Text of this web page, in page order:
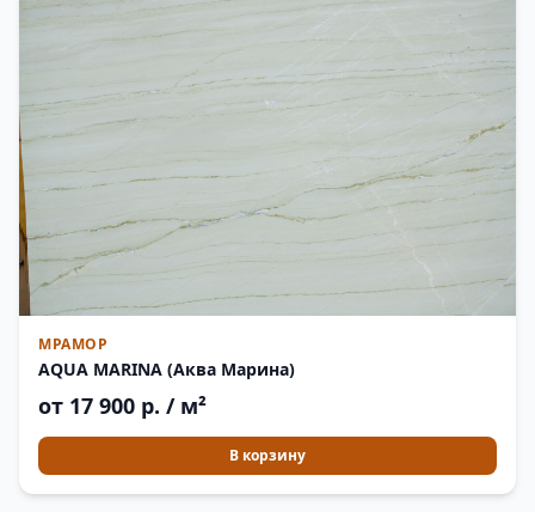
МРАМОР
AQUA MARINA (Аква Марина)
от 17 900 р. / м²
В корзину